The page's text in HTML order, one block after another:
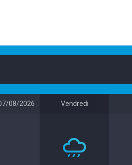
08/2026 Vendredi